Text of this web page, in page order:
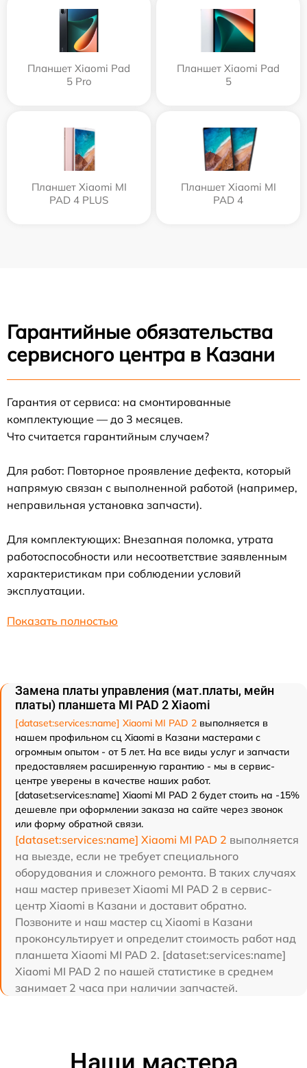
Планшет Xiaomi Pad
5 Pro
Планшет Xiaomi Pad
5
Планшет Xiaomi MI
PAD 4 PLUS
Планшет Xiaomi MI
PAD 4
Гарантийные обязательства
сервисного центра в Казани
Гарантия от сервиса: на смонтированные
комплектующие — до 3 месяцев.
Что считается гарантийным случаем?
Для работ: Повторное проявление дефекта, который
напрямую связан с выполненной работой (например,
неправильная установка запчасти).
Для комплектующих: Внезапная поломка, утрата
работоспособности или несоответствие заявленным
характеристикам при соблюдении условий
эксплуатации.
Показать полностью
Замена платы управления (мат.платы, мейн
платы) планшета MI PAD 2 Xiaomi
[dataset:services:name] Xiaomi MI PAD 2 выполняется в
нашем профильном сц Xiaomi в Казани мастерами с
огромным опытом - от 5 лет. На все виды услуг и запчасти
предоставляем расширенную гарантию - мы в сервис-
центре уверены в качестве наших работ.
[dataset:services:name] Xiaomi MI PAD 2 будет стоить на -15%
дешевле при оформлении заказа на сайте через звонок
или форму обратной связи.
[dataset:services:name] Xiaomi MI PAD 2 выполняется
на выезде, если не требует специального
оборудования и сложного ремонта. В таких случаях
наш мастер привезет Xiaomi MI PAD 2 в сервис-
центр Xiaomi в Казани и доставит обратно.
Позвоните и наш мастер сц Xiaomi в Казани
проконсультирует и определит стоимость работ над
планшета Xiaomi MI PAD 2. [dataset:services:name]
Xiaomi MI PAD 2 по нашей статистике в среднем
занимает 2 часа при наличии запчастей.